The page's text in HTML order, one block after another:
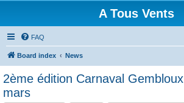
A Tous Vents
FAQ
Board index News
2ème édition Carnaval
mars